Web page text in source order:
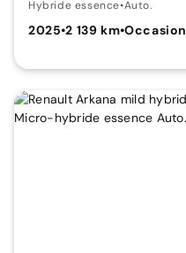
Hybride essence•Auto.
2025•2 139 km•Occasion